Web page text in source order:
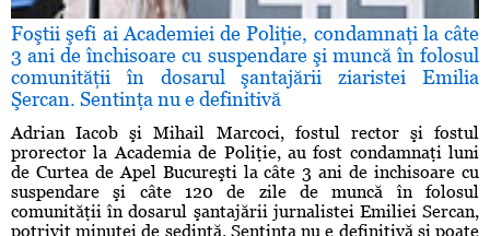
Foştii şefi ai Academiei de Poliţie, condamnaţi la câte
3 ani de închisoare cu suspendare şi muncă în folosul
comunităţii în dosarul şantajării ziaristei Emilia
Şercan. Sentinţa nu e definitivă
Adrian Iacob şi Mihail Marcoci, fostul rector şi fostul
prorector la Academia de Poliţie, au fost condamnaţi luni
de Curtea de Apel Bucureşti la câte 3 ani de inchisoare cu
suspendare şi câte 120 de zile de muncă în folosul
comunităţii în dosarul şantajării jurnalistei Emiliei Sercan,
potrivit minutei de şedinţă. Sentinţa nu e definitivă şi poate